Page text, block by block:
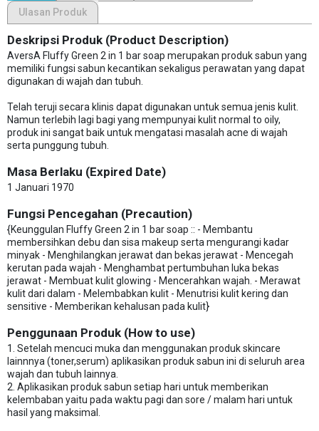
Ulasan Produk
Deskripsi Produk (Product Description)
AversA Fluffy Green 2 in 1 bar soap merupakan produk sabun yang
memiliki fungsi sabun kecantikan sekaligus perawatan yang dapat
digunakan di wajah dan tubuh.
Telah teruji secara klinis dapat digunakan untuk semua jenis kulit.
Namun terlebih lagi bagi yang mempunyai kulit normal to oily,
produk ini sangat baik untuk mengatasi masalah acne di wajah
serta punggung tubuh.
Masa Berlaku (Expired Date)
1 Januari 1970
Fungsi Pencegahan (Precaution)
{Keunggulan Fluffy Green 2 in 1 bar soap :: - Membantu
membersihkan debu dan sisa makeup serta mengurangi kadar
minyak - Menghilangkan jerawat dan bekas jerawat - Mencegah
kerutan pada wajah - Menghambat pertumbuhan luka bekas
jerawat - Membuat kulit glowing - Mencerahkan wajah. - Merawat
kulit dari dalam - Melembabkan kulit - Menutrisi kulit kering dan
sensitive - Memberikan kehalusan pada kulit}
Penggunaan Produk (How to use)
1. Setelah mencuci muka dan menggunakan produk skincare
lainnnya (toner,serum) aplikasikan produk sabun ini di seluruh area
wajah dan tubuh lainnya.
2. Aplikasikan produk sabun setiap hari untuk memberikan
kelembaban yaitu pada waktu pagi dan sore / malam hari untuk
hasil yang maksimal.